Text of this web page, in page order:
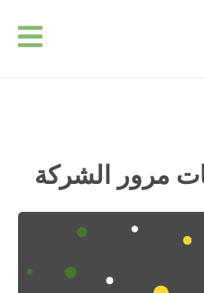
مرور الشركة